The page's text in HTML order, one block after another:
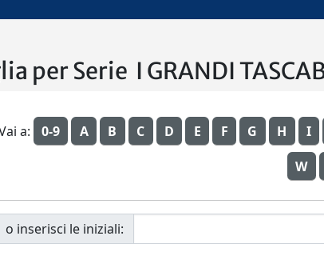
per Serie I GRANDI
a: 0-9 A B C D E F G H I
W
o inserisci le iniziali: